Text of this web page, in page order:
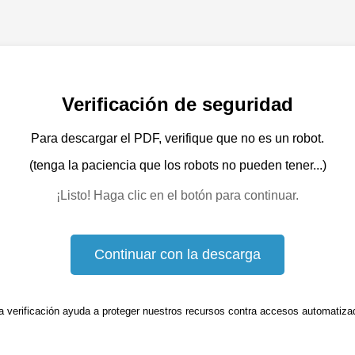
Verificación de seguridad
Para descargar el PDF, verifique que no es un robot.
(tenga la paciencia que los robots no pueden tener...)
¡Listo! Haga clic en el botón para continuar.
Continuar con la descarga
verificación ayuda a proteger nuestros recursos contra accesos